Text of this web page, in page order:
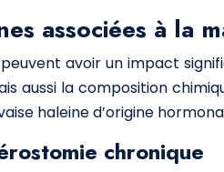
associées à la
avoir un impact
aussi la composition
haleine d’origine
chronique